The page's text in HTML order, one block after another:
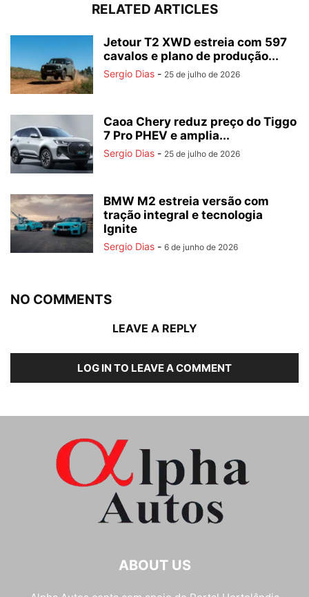
RELATED ARTICLES
Jetour T2 XWD estreia com 597
cavalos e plano de produção...
Sergio Dias - 25 de julho de 2026
Caoa Chery reduz preço do Tiggo
7 Pro PHEV e amplia...
Sergio Dias - 25 de julho de 2026
BMW M2 estreia versão com
tração integral e tecnologia
Ignite
Sergio Dias - 6 de junho de 2026
NO COMMENTS
LEAVE A REPLY
LOG IN TO LEAVE A COMMENT
ABOUT US